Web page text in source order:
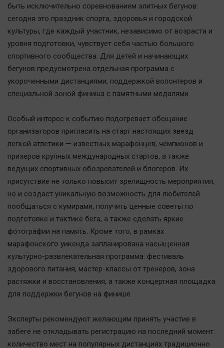
Bookworms
English version
Online-консультация
Актуальная тема
Быстрый медиазавод
Вирус чтения
Вкусное
Дети
ЖКХ
Интервью
Качество жизни
Народная журналистика
Наука
Обсуждаем
Последняя инстанция
быть исключительно соревнованием элитных бегунов:
сегодня это праздник спорта, здоровья и городской
культуры, где каждый участник, независимо от возраста и
уровня подготовки, чувствует себя частью большого
спортивного сообщества. Для детей и начинающих
бегунов предусмотрена отдельная программа с
укороченными дистанциями, поддержкой волонтеров и
специальной зоной финиша с памятными медалями.
Особый интерес к событию подогревает обещание
организаторов пригласить на старт настоящих звезд
легкой атлетики — известных марафонцев, чемпионов и
призеров крупных международных стартов, а также
ведущих спортивных обозревателей и блогеров. Их
присутствие не только повысит зрелищность мероприятия,
но и создаст уникальную возможность для любителей
пообщаться с кумирами, получить ценные советы по
подготовке и тактике бега, а также сделать яркие
фотографии на память. Кроме того, в рамках
марафонского уикенда запланирована насыщенная
культурно-развлекательная программа: фестиваль
здорового питания, мастер-классы от тренеров, зона
растяжки и восстановления, а также концертная площадка
для поддержки бегунов на финише.
Эксперты рекомендуют желающим принять участие в
забеге не откладывать регистрацию на последний момент:
количество мест на популярных дистанциях традиционно